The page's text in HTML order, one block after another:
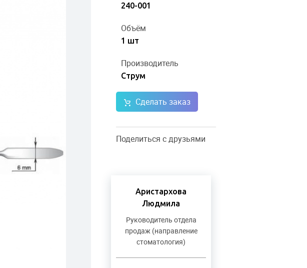
240-001
Объём
1 шт
Производитель
Струм
Сделать заказ
Поделиться с друзьями
Аристархова
Людмила
Руководитель отдела
продаж (направление
стоматология)